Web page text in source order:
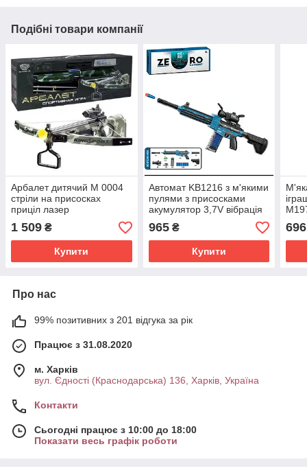
Подібні товари компанії
Арбалет дитячий M 0004
стріли на присосках
приціл лазер
1 509 ₴
Купити
Автомат KB1216 з м'якими
пулями з присосками
акумулятор 3,7V вібрація
оптичний приціл
965₴
Купити
696
Про нас
99% позитивних з 201 відгука за рік
Працює з 31.08.2020
м. Харків
вул. Єдності (Краснодарська) 136, Харків, Україна
Контакти
Сьогодні працює з 10:00 до 18:00
Показати весь графік роботи